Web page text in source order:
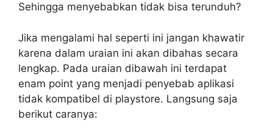
Sehingga menyebabkan tidak bisa terunduh?
Jika mengalami hal seperti ini jangan khawatir
karena dalam uraian ini akan dibahas secara
lengkap. Pada uraian dibawah ini terdapat
enam point yang menjadi penyebab aplikasi
tidak kompatibel di playstore. Langsung saja
berikut caranya: